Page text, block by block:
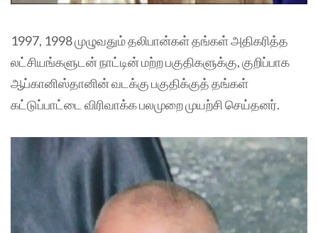
1997, 1998 முழுவதும் தலிபான்கள் தங்கள் அதிகரித்த
லட்சியங்களுடன் நாட்டின் மற்ற பகுதிகளுக்கு, குறிப்பாக
ஆப்கானிஸ்தானின் வடக்கு பகுதிக்குத் தங்கள்
கட்டுப்பாட்டை விரிவாக்க பலமுறை முயற்சி செய்தனர்.